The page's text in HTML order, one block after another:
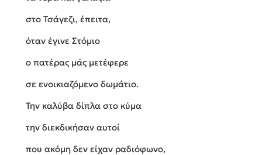
στο Τσάγεζι, έπειτα,
όταν έγινε Στόμιο
ο πατέρας μάς μετέφερε
σε ενοικιαζόμενο δωμάτιο.
Την καλύβα δίπλα στο κύμα
την διεκδικήσαν αυτοί
που ακόμη δεν είχαν ραδιόφωνο,